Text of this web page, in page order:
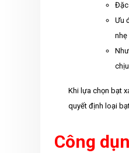
Đặc
Ưu
nhẹ
Khi lựa chọn bạt
quyết định loại
Công